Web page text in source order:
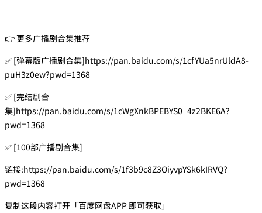
👉 更多广播剧合集推荐
✅ [弹幕版广播剧合集]https://pan.baidu.com/s/1cfYUa5nrUldA8-
puH3z0ew?pwd=1368
✅ [完结剧合
集]https://pan.baidu.com/s/1cWgXnkBPEBYS0_4z2BKE6A?
pwd=1368
✅ [100部广播剧合集]
链接:https://pan.baidu.com/s/1f3b9c8Z3OiyvpYSk6kIRVQ?
pwd=1368
复制这段内容打开「百度网盘APP 即可获取」